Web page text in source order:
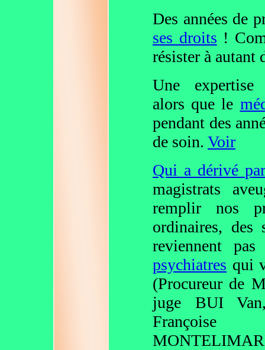
Des années de
ses droits !
résister à autant
Une expertise
alors que le
pendant des
de soin. Voir
Qui a dérivé
magistrats
remplir nos
ordinaires, des
reviennent
psychiatres qui
(Procureur de
juge BUI
Françoise